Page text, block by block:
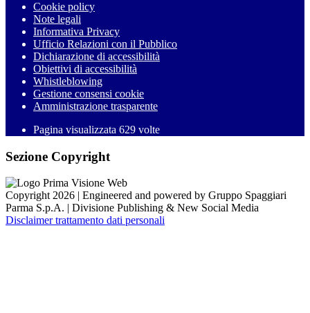
Cookie policy
Note legali
Informativa Privacy
Ufficio Relazioni con il Pubblico
Dichiarazione di accessibilità
Obiettivi di accessibilità
Whistleblowing
Gestione consensi cookie
Amministrazione trasparente
Pagina visualizzata 629 volte
Sezione Copyright
Copyright 2026 | Engineered and powered by Gruppo Spaggiari
Parma S.p.A. | Divisione Publishing & New Social Media
Disclaimer trattamento dati personali